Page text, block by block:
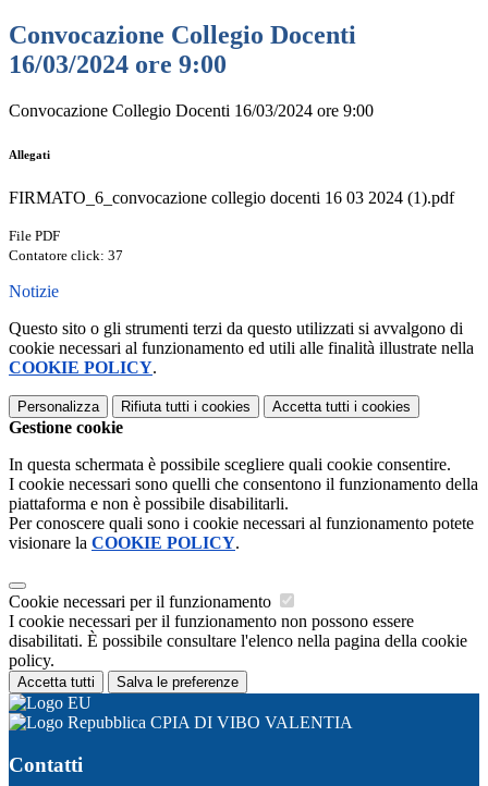
Convocazione Collegio Docenti
16/03/2024 ore 9:00
Convocazione Collegio Docenti 16/03/2024 ore 9:00
Allegati
FIRMATO_6_convocazione collegio docenti 16 03 2024 (1).pdf
File PDF
Contatore click: 37
Notizie
Questo sito o gli strumenti terzi da questo utilizzati si avvalgono di
cookie necessari al funzionamento ed utili alle finalità illustrate nella
COOKIE POLICY.
Personalizza Rifiuta tutti i cookies Accetta tutti i cookies
Gestione cookie
In questa schermata è possibile scegliere quali cookie consentire.
I cookie necessari sono quelli che consentono il funzionamento della
piattaforma e non è possibile disabilitarli.
Per conoscere quali sono i cookie necessari al funzionamento potete
visionare la COOKIE POLICY.
Cookie necessari per il funzionamento
I cookie necessari per il funzionamento non possono essere
disabilitati. È possibile consultare l'elenco nella pagina della cookie
policy.
Accetta tutti Salva le preferenze
CPIA DI VIBO VALENTIA
Contatti